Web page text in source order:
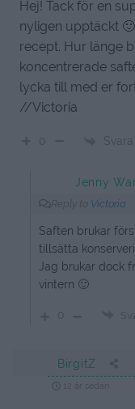
Hej! Tack för en
nyligen upptäckt
recept. Hur länge
koncentrerade
lycka till med er
//Victoria
0 Svara
Jenny
Victoria
Saften brukar
tillsätta
Jag brukar dock
vintern 🙂
0
BirgitZ
12 år sedan